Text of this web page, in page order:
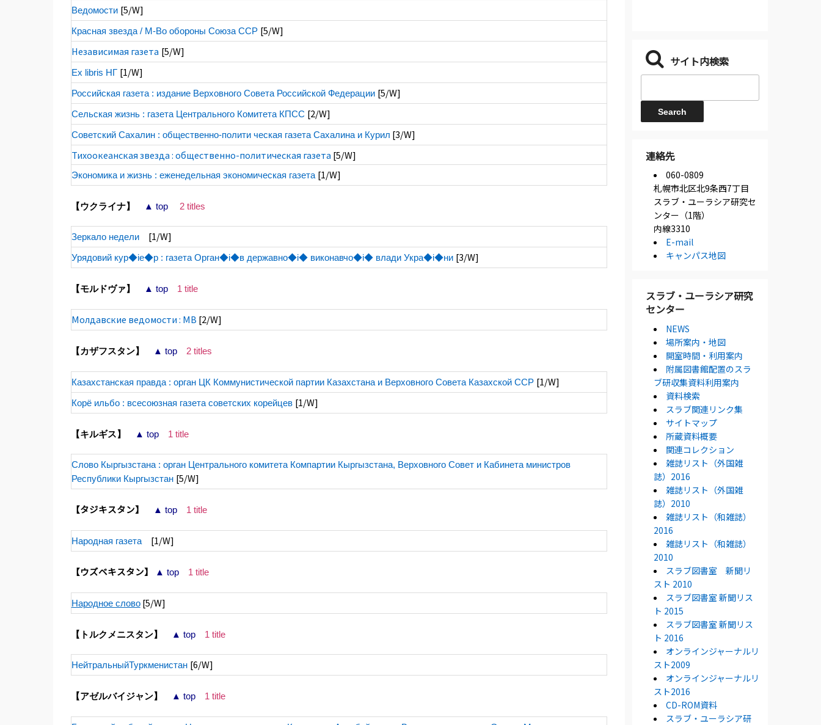
Ведомости [5/W]
Красная звезда / М-Во обороны Союза ССР [5/W]
Независимая газета [5/W]
Ex libris НГ [1/W]
Российская газета : издание Верховного Совета Российской Федерации [5/W]
Сельская жизнь : газета Центрального Комитета КПСС [2/W]
Советский Сахалин : общественно-полити ческая газета Сахалина и Курил [3/W]
Тихоокеанская звезда : общественно-политическая газета [5/W]
Экономика и жизнь : еженедельная экономическая газета [1/W]
【ウクライナ】 ▲ top 2 titles
Зеркало недели [1/W]
Урядовий кур◆ie◆р : газета Орган◆i◆в державно◆i◆ виконавчо◆i◆ влади Укра◆i◆ни [3/W]
【モルドヴァ】 ▲ top 1 title
Молдавские ведомости : МВ [2/W]
【カザフスタン】 ▲ top 2 titles
Казахстанская правда : орган ЦК Коммунистической партии Казахстана и Верховного Совета Казахской ССР [1/W]
Корё ильбо : всесоюзная газета советских корейцев [1/W]
【キルギス】 ▲ top 1 title
Слово Кыргызстана : орган Центрального комитета Компартии Кыргызстана, Верховного Совет и Кабинета министров
Республики Кыргызстан [5/W]
【タジキスタン】 ▲ top 1 title
Народная газета [1/W]
【ウズベキスタン】 ▲ top 1 title
Народное слово[5/W]
【トルクメニスタン】 ▲ top 1 title
НейтральныйТуркменистан [6/W]
【アゼルバイジャン】 ▲ top 1 title
サイト内検索
連絡先
060-0809
札幌市北区北9条西7丁目
スラブ・ユーラシア研究セ
ンター（1階）
内線3310
E-mail
キャンパス地図
スラブ・ユーラシア研究
センター
NEWS
場所案内・地図
開室時間・利用案内
附属図書館配置のスラ
ブ研収集資料利用案内
資料検索
スラブ関連リンク集
サイトマップ
所蔵資料概要
関連コレクション
雑誌リスト（外国雑
誌）2016
雑誌リスト（外国雑
誌）2010
雑誌リスト（和雑誌）
2016
雑誌リスト（和雑誌）
2010
スラブ図書室 新聞リ
スト 2010
スラブ図書室 新聞リス
ト 2015
スラブ図書室 新聞リス
ト 2016
オンラインジャーナルリ
スト2009
オンラインジャーナルリ
スト2016
CD-ROM資料
スラブ・ユーラシア研